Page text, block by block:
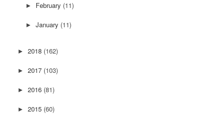
► February (11)
► January (11)
► 2018 (162)
► 2017 (103)
► 2016 (81)
► 2015 (60)